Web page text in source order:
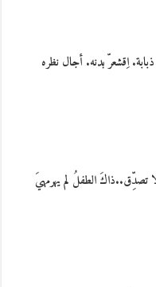
اِقشعرّ بدنه. أجال نظره
تصدِّق..ذاكَ الطفلُ لم يهرمهيَ